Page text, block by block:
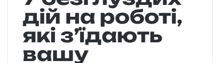
дій на роботі,
які з’їдають
вашу